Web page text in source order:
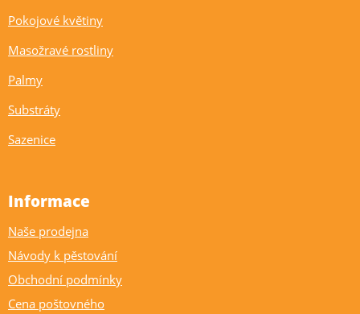
Pokojové květiny
Masožravé rostliny
Palmy
Substráty
Sazenice
Informace
Naše prodejna
Návody k pěstování
Obchodní podmínky
Cena poštovného